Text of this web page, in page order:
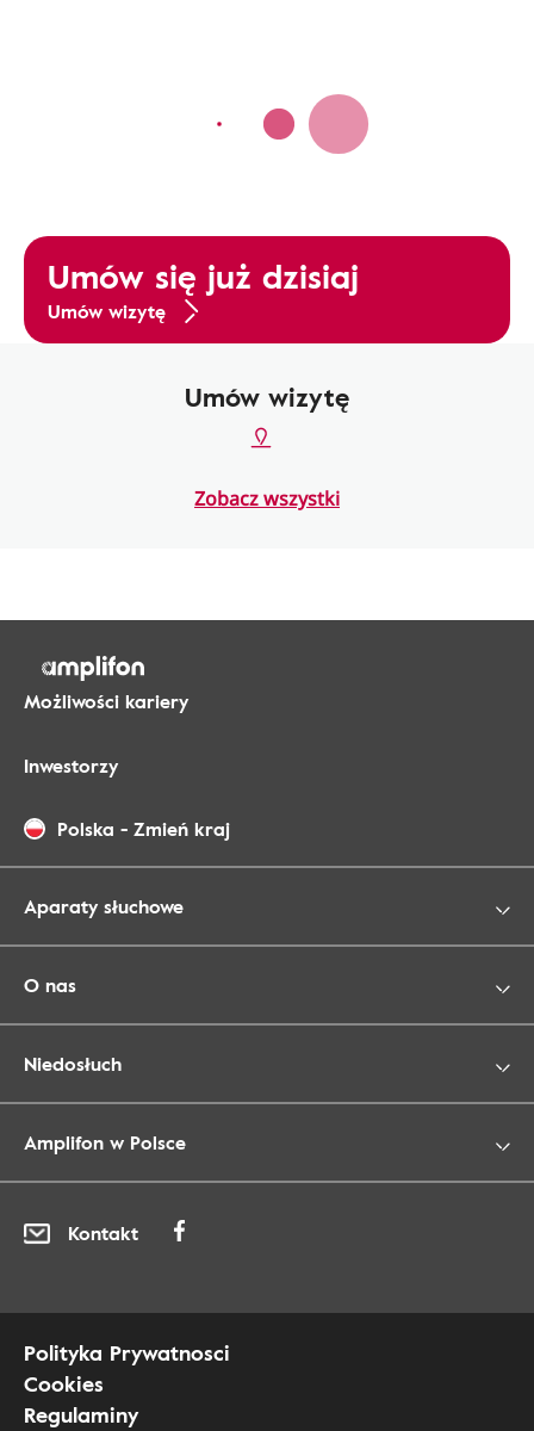
Umów się już dzisiaj
Umów wizytę
Umów wizytę
Zobacz wszystki
Możliwości kariery
Inwestorzy
Polska - Zmień kraj
Aparaty słuchowe
O nas
Niedosłuch
Amplifon w Polsce
Kontakt
Polityka Prywatnosci
Cookies
Regulaminy